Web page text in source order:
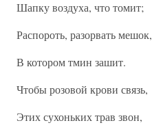
Шапку воздуха, что томит;
Распороть, разорвать мешок,
В котором тмин зашит.
Чтобы розовой крови связь,
Этих сухоньких трав звон,